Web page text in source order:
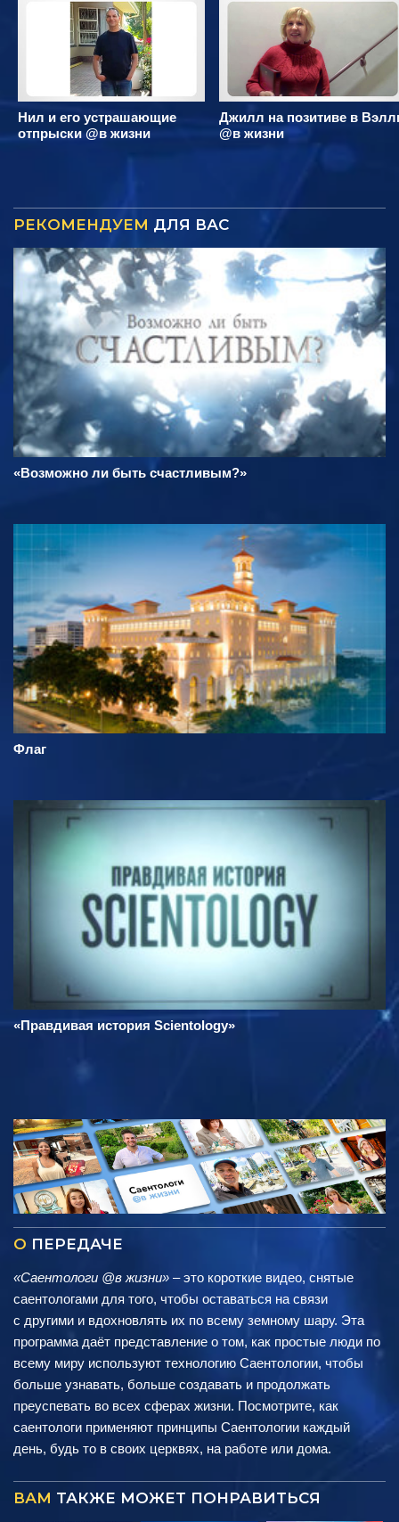
Нил и его устрашающие
отпрыски @в жизни
Джилл на позитиве в
@в жизни
РЕКОМЕНДУЕМ ДЛЯ ВАС
«Возможно ли быть счастливым?»
Флаг
«Правдивая история Scientology»
О ПЕРЕДАЧЕ
«Саентологи @в жизни» – это короткие видео, снятые
саентологами для того, чтобы оставаться на связи
с другими и вдохновлять их по всему земному шару. Эта
программа даёт представление о том, как простые люди по
всему миру используют технологию Саентологии, чтобы
больше узнавать, больше создавать и продолжать
преуспевать во всех сферах жизни. Посмотрите, как
саентологи применяют принципы Саентологии каждый
день, будь то в своих церквях, на работе или дома.
ВАМ ТАКЖЕ МОЖЕТ ПОНРАВИТЬСЯ